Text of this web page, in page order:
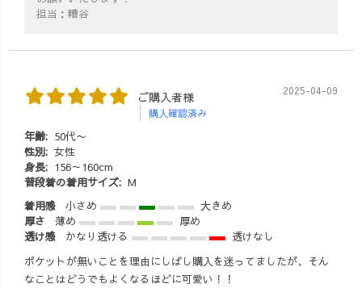
担当：糟谷
ご購入者様
購入確認済み
2025-04-09
年齢: 50代〜
性別: 女性
身長: 156～160cm
普段着の着用サイズ: M
着用感
小さめ
大きめ
厚さ
薄め
厚め
透け感
かなり透ける
透けなし
ポケットが無いことを理由にしばし購入を迷ってましたが、そん
なことはどうでもよくなるほどに可愛い！！